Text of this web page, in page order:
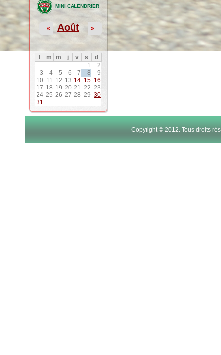
MINI CALENDRIER
Août
« »
m m j v s
d
1
2
3
4 5 6 7 8
9
10 11 12 13 14 15 16
17 18 19 20 21 22 23
24 25 26 27 28 29 30
31
Copyright © 2012. Tous droits